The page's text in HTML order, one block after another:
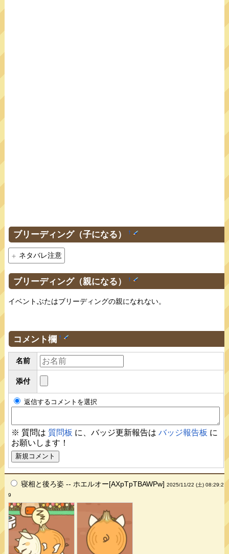
ブリーディング（子になる） †
ネタバレ注意
ブリーディング（親になる） †
イベントぶたはブリーディングの親になれない。
コメント欄 †
名前
添付
返信するコメントを選択
※ 質問は 質問板 に、バッジ更新報告はバッジ報告板 に
お願いします！
寝相と後ろ姿 -- ホエルオー[AXpTpTBAWPw]2025/11/22 (土) 08:29:2
9